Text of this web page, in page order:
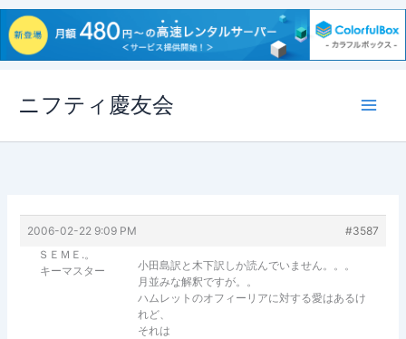
ス
ニフティ慶友会
2006-02-22 9:09 PM
#3587
ＳＥＭＥ.。
キーマスター
小田島訳と木下訳しか読んでいません。。。
月並みな解釈ですが。。
ハムレットのオフィーリアに対する愛はあるけ
れど、
それは